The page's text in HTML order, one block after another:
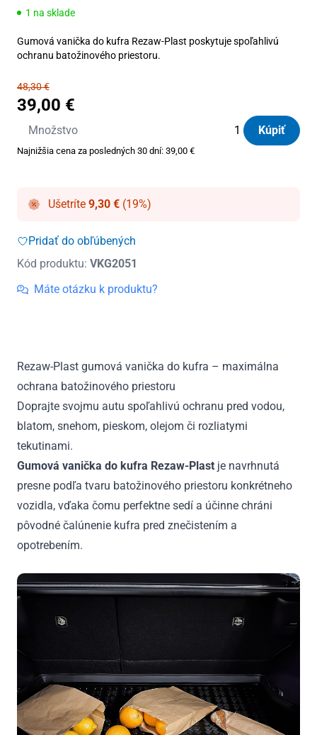
1 na sklade
Gumová vanička do kufra Rezaw-Plast poskytuje spoľahlivú
ochranu batožinového priestoru.
48,30€
39,00 €
Množstvo
množstvo
Vanička
gumová
Audi
II
Coupe
od
Kúpiť
Najnižšia cena za posledných 30 dní: 39,00 €
Ušetríte 9,30 € (19%)
Pridať do obľúbených
Kód produktu: VKG2051
Máte otázku k produktu?
Rezaw-Plast gumová vanička do kufra – maximálna
ochrana batožinového priestoru
Doprajte svojmu autu spoľahlivú ochranu pred vodou,
blatom, snehom, pieskom, olejom či rozliatymi
tekutinami.
Gumová vanička do kufra Rezaw-Plast je navrhnutá
presne podľa tvaru batožinového priestoru konkrétneho
vozidla, vďaka čomu perfektne sedí a účinne chráni
pôvodné čalúnenie kufra pred znečistením a
opotrebením.